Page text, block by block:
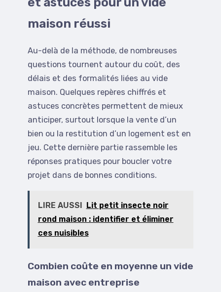
maison réussi
Au-delà de la méthode, de nombreuses
questions tournent autour du coût, des
délais et des formalités liées au vide
maison. Quelques repères chiffrés et
astuces concrètes permettent de mieux
anticiper, surtout lorsque la vente d’un
bien ou la restitution d’un logement est en
jeu. Cette dernière partie rassemble les
réponses pratiques pour boucler votre
projet dans de bonnes conditions.
LIRE AUSSI Lit petit insecte noir
rond maison : identifier et éliminer
ces nuisibles
Combien coûte en moyenne un vide
maison avec entreprise